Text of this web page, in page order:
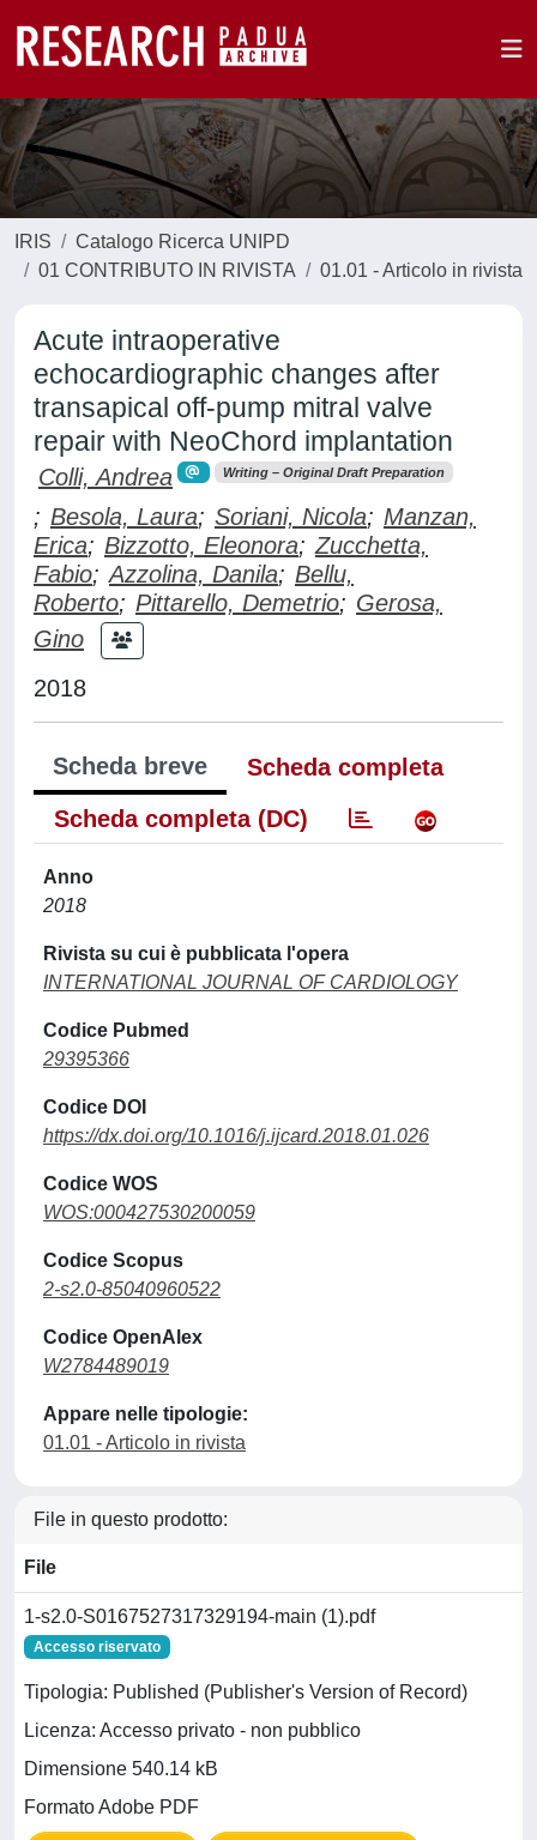
IRIS
Catalogo Ricerca UNIPD
01 CONTRIBUTO IN RIVISTA
01.01 - Articolo in rivista
Acute intraoperative
echocardiographic changes after
transapical off-pump mitral valve
repair with NeoChord implantation
Colli, Andrea Writing – Original Draft Preparation
; Besola, Laura; Soriani, Nicola; Manzan,
Erica; Bizzotto, Eleonora; Zucchetta,
Fabio; Azzolina, Danila; Bellu,
Roberto; Pittarello, Demetrio; Gerosa,
Gino
2018
Scheda breve
Scheda completa
Scheda completa (DC)
Anno
2018
Rivista su cui è pubblicata l'opera
INTERNATIONAL JOURNAL OF CARDIOLOGY
Codice Pubmed
29395366
Codice DOI
https://dx.doi.org/10.1016/j.ijcard.2018.01.026
Codice WOS
WOS:000427530200059
Codice Scopus
2-s2.0-85040960522
Codice OpenAlex
W2784489019
Appare nelle tipologie:
01.01 - Articolo in rivista
File in questo prodotto:
File
1-s2.0-S0167527317329194-main (1).pdf
Accesso riservato
Tipologia: Published (Publisher's Version of Record)
Licenza: Accesso privato - non pubblico
Dimensione 540.14 kB
Formato Adobe PDF